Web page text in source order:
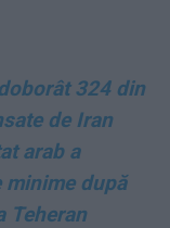
324 din
de Iran
arab a
minime după
Teheran